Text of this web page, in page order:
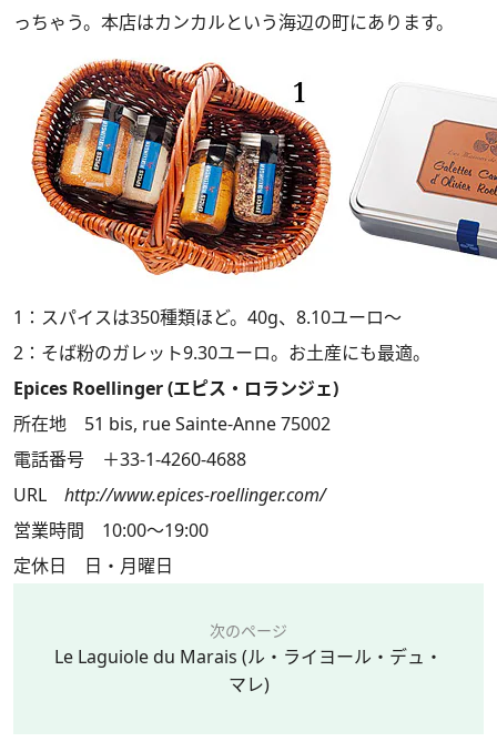
っちゃう。本店はカンカルという海辺の町にあります。
1：スパイスは350種類ほど。40g、8.10ユーロ～
2：そば粉のガレット9.30ユーロ。お土産にも最適。
Epices Roellinger (エピス・ロランジェ)
所在地 51 bis, rue Sainte-Anne 75002
電話番号 ＋33-1-4260-4688
URL http://www.epices-roellinger.com/
営業時間 10:00～19:00
定休日 日・月曜日
次のページ
Le Laguiole du Marais (ル・ライヨール・デュ・
マレ)